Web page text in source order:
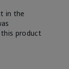
in the
product